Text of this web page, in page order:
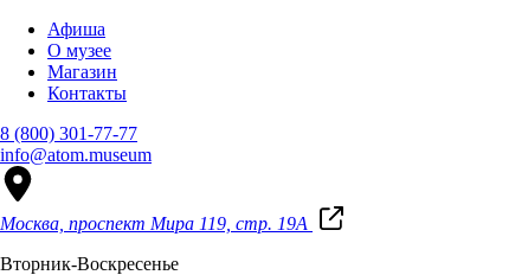
Афиша
О музее
Магазин
Контакты
8 (800) 301-77-77
info@atom.museum
Москва, проспект Мира 119, стр. 19А
Вторник-Воскресенье